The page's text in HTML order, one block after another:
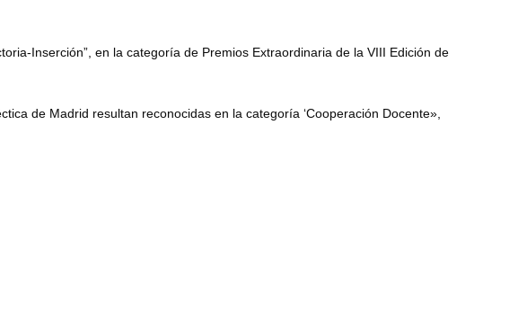
Inserción”, en la categoría de Premios Extraordinaria de la VIII Edición de
de Madrid resultan reconocidas en la categoría ‘Cooperación Docente»,